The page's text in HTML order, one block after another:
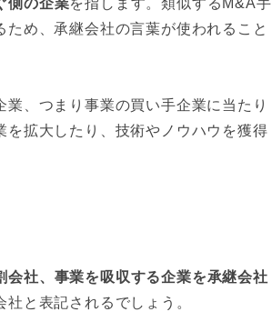
側の企業を指します。類似するM&A手
め、承継会社の言葉が使われること
、つまり事業の買い手企業に当たり
を拡大したり、技術やノウハウを獲得
会社、事業を吸収する企業を承継会社
と表記されるでしょう。